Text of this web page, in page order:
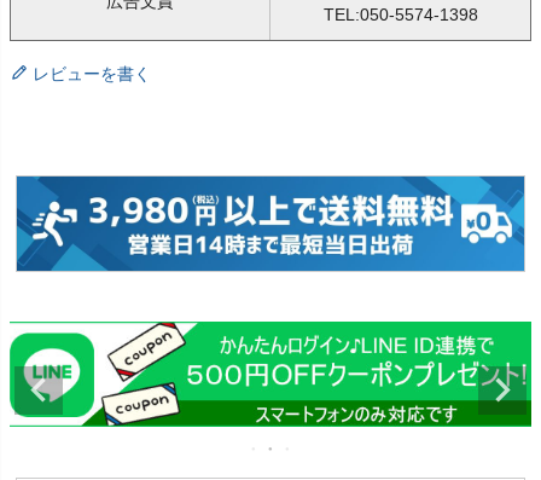
TEL:050-5574-1398
レビューを書く